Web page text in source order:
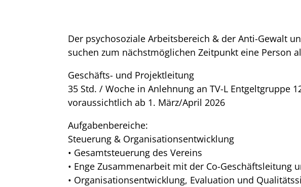
Der psychosoziale Arbeitsbereich & der Anti-Gewalt
suchen zum nächstmöglichen Zeitpunkt eine Person
Geschäfts- und Projektleitung
35 Std. / Woche in Anlehnung an TV-L Entgeltgruppe
voraussichtlich ab 1. März/April 2026
Aufgabenbereiche:
Steuerung & Organisationsentwicklung
• Gesamtsteuerung des Vereins
• Enge Zusammenarbeit mit der Co-
• Organisationsentwicklung, Evaluation und